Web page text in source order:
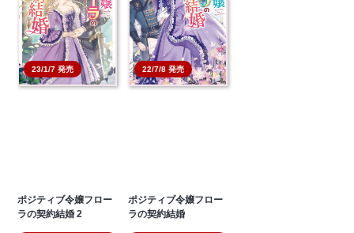
23/1/7 発売
ポジティブ令嬢フロー
ラの契約結婚 2
22/7/8 発売
ポジティブ令嬢フロー
ラの契約結婚